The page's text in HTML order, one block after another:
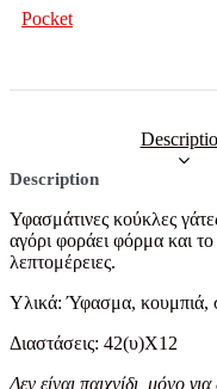
Pocket
Description
Υφασμάτινες κούκλες
αγόρι φοράει φόρμα και
λεπτομέρειες.
Υλικά: Ύφασμα, κουμπιά,
Διαστάσεις: 42(υ)Χ12
Δεν είναι παιχνίδι, μόνο